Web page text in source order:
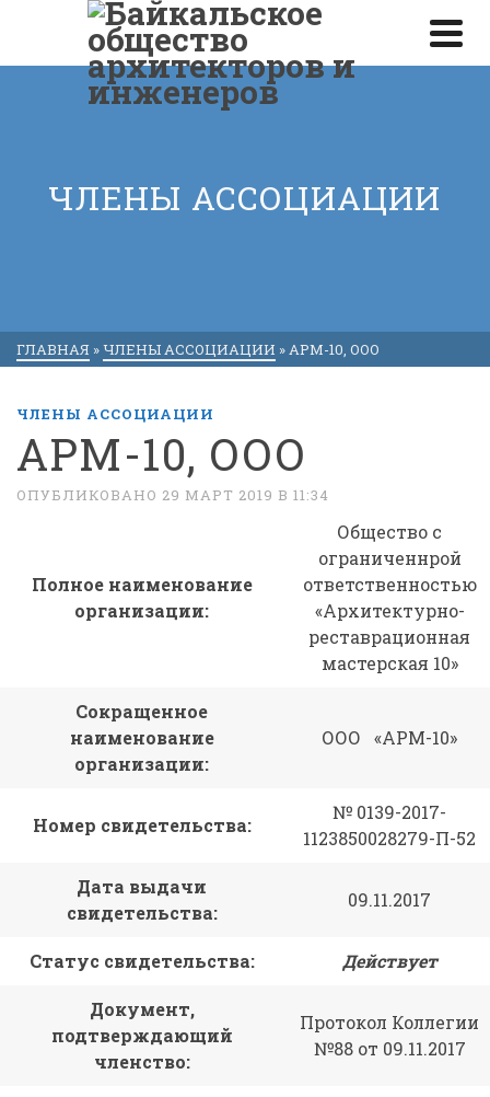
ЧЛЕНЫ АССОЦИАЦИИ
ГЛАВНАЯ »ЧЛЕНЫ АССОЦИАЦИИ »АРМ-10, ООО
ЧЛЕНЫ АССОЦИАЦИИ
АРМ-10, ООО
ОПУБЛИКОВАНО 29 МАРТ 2019 В 11:34
Полное наименование
организации:
Общество с
ограниченнрой
ответственностью
«Архитектурно-
реставрационная
мастерская 10»
Сокращенное
наименование
организации:
ООО «АРМ-10»
Номер свидетельства:
№ 0139-2017-
1123850028279-П-52
Дата выдачи
свидетельства:
09.11.2017
Статус свидетельства: Действует
Документ,
подтверждающий
членство:
Протокол Коллегии
№88 от 09.11.2017